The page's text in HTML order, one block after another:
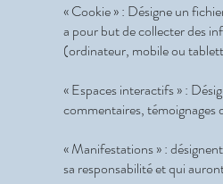
« Cookie » : Désigne un
a pour but de collecter des
(ordinateur, mobile ou
« Espaces interactifs » :
commentaires, témoignages
« Manifestations » :
sa responsabilité et qui